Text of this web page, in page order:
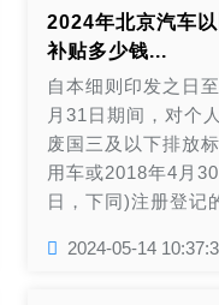
明》和《机动车注销
件照片或扫描件，新
识别代号、《机动
发票》和《机动车
原件照片或扫描件
受理地(即《机动车
票》开具地)提交补
2024年北京汽车
补贴多少钱...
自本细则印发之日
月31日期间，对个
废国三及以下排放
用车或2018年4月
日，下同)注册登记
化部《减免车辆购置
2024-05-14